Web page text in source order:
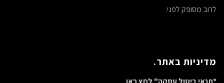
לרוב מסופק לפני.
מדיניות באתר.